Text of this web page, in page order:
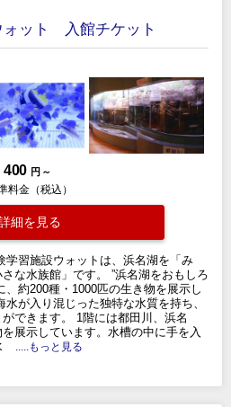
ォット 入館チケット
400 円 ～
料金（税込）
細を見る
学習施設ウォットは、浜名湖を「み
水族館」です。 ”浜名湖をおもしろ
、約200種・1000匹の生き物を展示し
が入り混じった独特な水質を持ち、
できます。 1階には都田川、浜名
展示しています。水槽の中に手を入
.....もっと見る